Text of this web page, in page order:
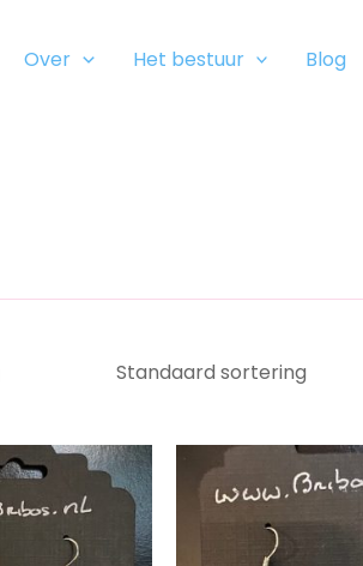
Over Het bestuur Blog